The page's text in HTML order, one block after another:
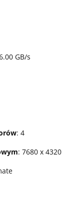
GB/s
: 4
: 7680 x 4320